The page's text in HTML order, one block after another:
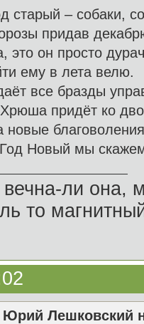
старый – собаки,
придав
это он просто
ему в лета велю.
все бразды
придёт ко
новые благоволения
Новый мы
ли она,
то
Юрий Лешковский